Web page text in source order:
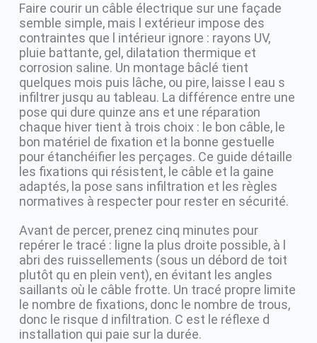
Faire courir un câble électrique sur une façade
semble simple, mais l extérieur impose des
contraintes que l intérieur ignore : rayons UV,
pluie battante, gel, dilatation thermique et
corrosion saline. Un montage bâclé tient
quelques mois puis lâche, ou pire, laisse l eau s
infiltrer jusqu au tableau. La différence entre une
pose qui dure quinze ans et une réparation
chaque hiver tient à trois choix : le bon câble, le
bon matériel de fixation et la bonne gestuelle
pour étanchéifier les perçages. Ce guide détaille
les fixations qui résistent, le câble et la gaine
adaptés, la pose sans infiltration et les règles
normatives à respecter pour rester en sécurité.
Avant de percer, prenez cinq minutes pour
repérer le tracé : ligne la plus droite possible, à l
abri des ruissellements (sous un débord de toit
plutôt qu en plein vent), en évitant les angles
saillants où le câble frotte. Un tracé propre limite
le nombre de fixations, donc le nombre de trous,
donc le risque d infiltration. C est le réflexe d
installation qui paie sur la durée.